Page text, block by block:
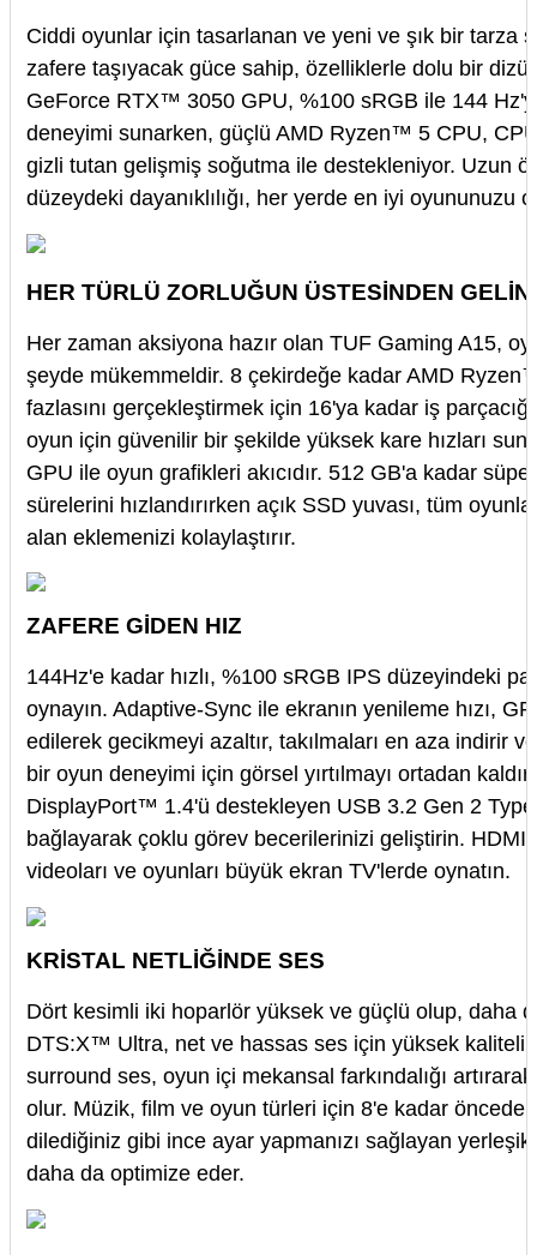
Ciddi oyunlar için tasarlanan ve yeni ve şık bir tarza
zafere taşıyacak güce sahip, özelliklerle dolu bir
GeForce RTX™ 3050 GPU, %100 sRGB ile 144
deneyimi sunarken, güçlü AMD Ryzen™ 5 CPU,
gizli tutan gelişmiş soğutma ile destekleniyor. Uzun
düzeydeki dayanıklılığı, her yerde en iyi oyununuzu
HER TÜRLÜ ZORLUĞUN ÜSTESİNDEN GELİN
Her zaman aksiyona hazır olan TUF Gaming A15,
şeyde mükemmeldir. 8 çekirdeğe kadar AMD
fazlasını gerçekleştirmek için 16'ya kadar iş
oyun için güvenilir bir şekilde yüksek kare hızları
GPU ile oyun grafikleri akıcıdır. 512 GB'a kadar
sürelerini hızlandırırken açık SSD yuvası, tüm
alan eklemenizi kolaylaştırır.
ZAFERE GİDEN HIZ
144Hz'e kadar hızlı, %100 sRGB IPS düzeyindeki
oynayın. Adaptive-Sync ile ekranın yenileme hızı,
edilerek gecikmeyi azaltır, takılmaları en aza indirir
bir oyun deneyimi için görsel yırtılmayı ortadan
DisplayPort™ 1.4'ü destekleyen USB 3.2 Gen 2
bağlayarak çoklu görev becerilerinizi geliştirin.
videoları ve oyunları büyük ekran TV'lerde oynatın.
KRİSTAL NETLİĞİNDE SES
Dört kesimli iki hoparlör yüksek ve güçlü olup, daha
DTS:X™ Ultra, net ve hassas ses için yüksek kaliteli
surround ses, oyun içi mekansal farkındalığı
olur. Müzik, film ve oyun türleri için 8'e kadar
dilediğiniz gibi ince ayar yapmanızı sağlayan yerleşik
daha da optimize eder.